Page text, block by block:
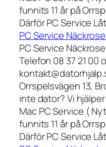
funnits 11 år på
Därför PC Service
PC Service
PC Service
Telefon 08 37 21 00
Orrspelsvägen 13,
inte dator? Vi
Mac PC Service (
funnits 11 år på
Därför PC Service